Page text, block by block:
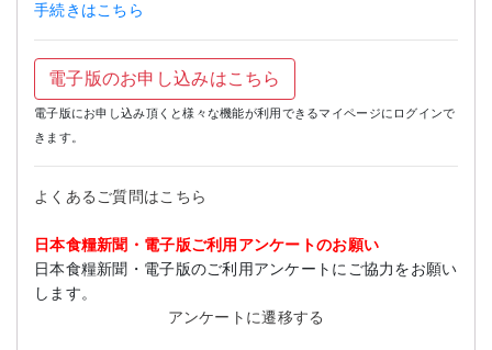
手続きはこちら
電子版のお申し込みはこちら
電子版にお申し込み頂くと様々な機能が利用できるマイページにログインで
きます。
よくあるご質問はこちら
日本食糧新聞・電子版ご利用アンケートのお願い
日本食糧新聞・電子版のご利用アンケートにご協力をお願い
します。
アンケートに遷移する